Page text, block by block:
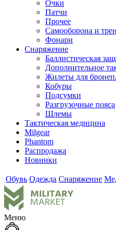
Очки
Патчи
Прочее
Самооборона и
Фонари
Снаряжение
Баллистическая
Дополнительное
Жилеты для
Кобуры
Подсумки
Разгрузочные пояса
Шлемы
Тактическая медицина
Milgear
Phantom
Распродажа
Новинки
Обувь Одежда Снаряжение
Меню